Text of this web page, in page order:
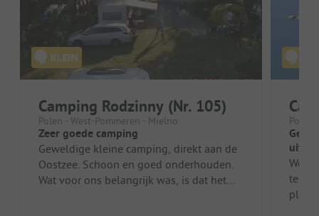
Camping Rodzinny (Nr. 105)
Polen - West-Pommeren - Mielno
Zeer goede camping
Geweldige kleine camping, direkt aan de
Oostzee. Schoon en goed onderhouden.
Wat voor ons belangrijk was, is dat het
Polen
We
plek